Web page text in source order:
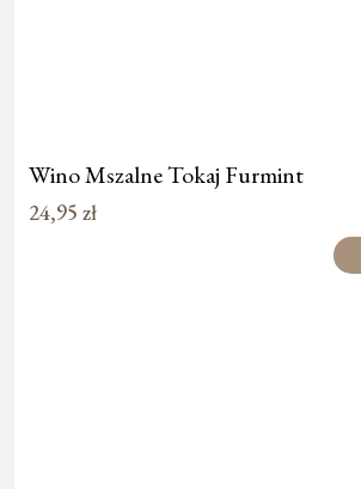
Wino Mszalne Tokaj Furmint
24,95 zł